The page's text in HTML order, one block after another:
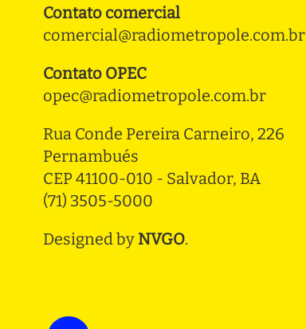
Contato comercial
comercial@radiometropole.com.br
Contato OPEC
opec@radiometropole.com.br
Rua Conde Pereira Carneiro, 226
Pernambués
CEP 41100-010 - Salvador, BA
(71) 3505-5000
Designed by NVGO.